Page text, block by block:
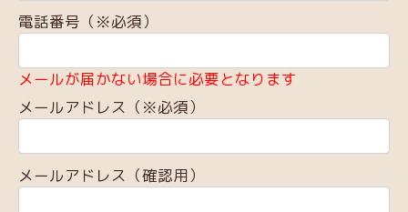
電話番号（※必須）
メールが届かない場合に必要となります
メールアドレス（※必須）
メールアドレス（確認用）